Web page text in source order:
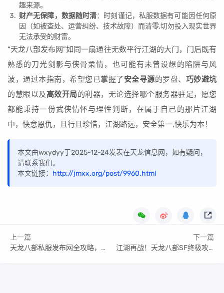
趣来源。
财产无保障，数据随时清：时刻谨记，私服数据有可能因任何原
因（如被查处、运营纠纷、技术故障）而清零,切勿投入现实世界
无法承受的财富。
“天龙八部发布网”如同一扇通往无数平行江湖的大门，门后既有
熟悉的刀光剑影与侠骨柔情，也可能有未曾设想的陷阱与风
波，通过本指南，希望您已掌握了 安全寻源的罗盘、 巧妙避坑
的慧眼以及高效开局的利器，无论选择哪个服务器驻足，愿您
都能秉持一份武侠情怀与理性判断，在属于自己的那片江湖
中，快意恩仇，且行且珍惜，江湖路远，安全第一,快乐为本！
本文由wxydyy于2025-12-24发表在天龙信息网，如有疑问，
请联系我们。
本文链接： http://jmxx.org/post/9960.html
上一篇
天龙八部私服发布网全攻略，机遇、风险与避坑指南
下一篇
江湖再战！天龙八部SF终极攻略，从入门到精通，重铸你的武侠梦